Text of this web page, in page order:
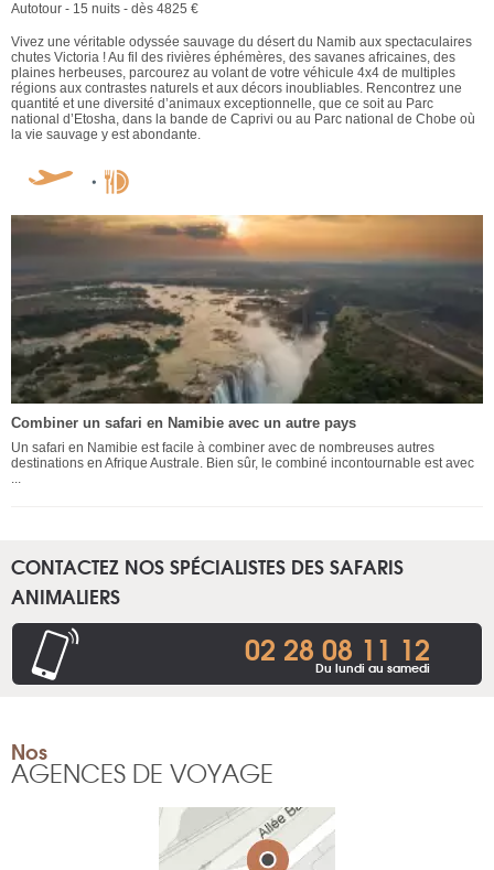
Autotour - 15 nuits - dès 4825 €
Vivez une véritable odyssée sauvage du désert du Namib aux spectaculaires
chutes Victoria ! Au fil des rivières éphémères, des savanes africaines, des
plaines herbeuses, parcourez au volant de votre véhicule 4x4 de multiples
régions aux contrastes naturels et aux décors inoubliables. Rencontrez une
quantité et une diversité d’animaux exceptionnelle, que ce soit au Parc
national d’Etosha, dans la bande de Caprivi ou au Parc national de Chobe où
la vie sauvage y est abondante.
Combiner un safari en Namibie avec un autre pays
Un safari en Namibie est facile à combiner avec de nombreuses autres
destinations en Afrique Australe. Bien sûr, le combiné incontournable est avec
...
CONTACTEZ NOS SPÉCIALISTES DES SAFARIS
ANIMALIERS
02 28 08 11 12
Du lundi au samedi
Nos
AGENCES DE VOYAGE